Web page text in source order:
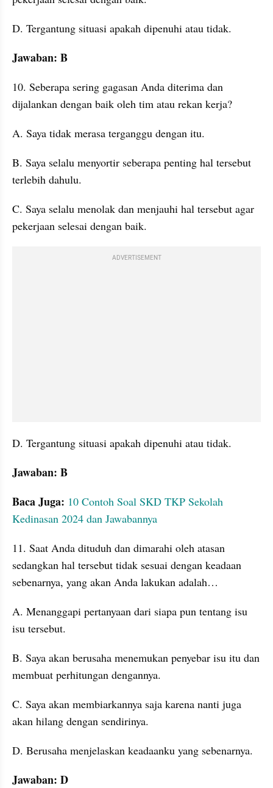
D. Tergantung situasi apakah dipenuhi atau tidak.
Jawaban: B
10. Seberapa sering gagasan Anda diterima dan
dijalankan dengan baik oleh tim atau rekan kerja?
A. Saya tidak merasa terganggu dengan itu.
B. Saya selalu menyortir seberapa penting hal tersebut
terlebih dahulu.
C. Saya selalu menolak dan menjauhi hal tersebut agar
pekerjaan selesai dengan baik.
ADVERTISEMENT
D. Tergantung situasi apakah dipenuhi atau tidak.
Jawaban: B
Baca Juga: 10 Contoh Soal SKD TKP Sekolah
Kedinasan 2024 dan Jawabannya
11. Saat Anda dituduh dan dimarahi oleh atasan
sedangkan hal tersebut tidak sesuai dengan keadaan
sebenarnya, yang akan Anda lakukan adalah…
A. Menanggapi pertanyaan dari siapa pun tentang isu
isu tersebut.
B. Saya akan berusaha menemukan penyebar isu itu dan
membuat perhitungan dengannya.
C. Saya akan membiarkannya saja karena nanti juga
akan hilang dengan sendirinya.
D. Berusaha menjelaskan keadaanku yang sebenarnya.
Jawaban: D